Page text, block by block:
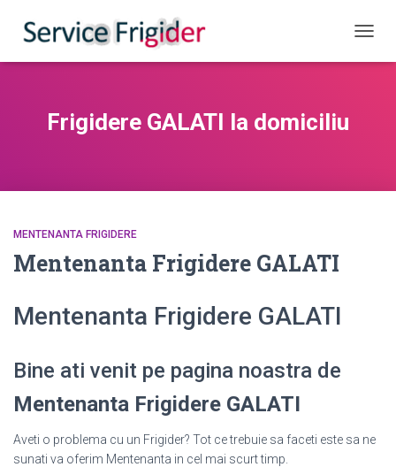
Frigidere GALATI la domiciliu
MENTENANTA FRIGIDERE
Mentenanta Frigidere GALATI
Mentenanta Frigidere GALATI
Bine ati venit pe pagina noastra de
Mentenanta Frigidere GALATI
Aveti o problema cu un Frigider? Tot ce trebuie sa faceti este sa ne
sunati va oferim Mentenanta in cel mai scurt timp.